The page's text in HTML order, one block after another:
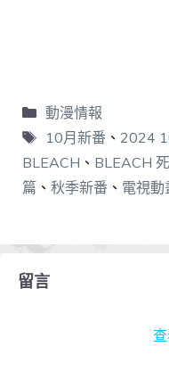
動漫情報
10月新番 、 2024
BLEACH 、 BLEACH
篇 、 秋季新番 、 電視動
留言